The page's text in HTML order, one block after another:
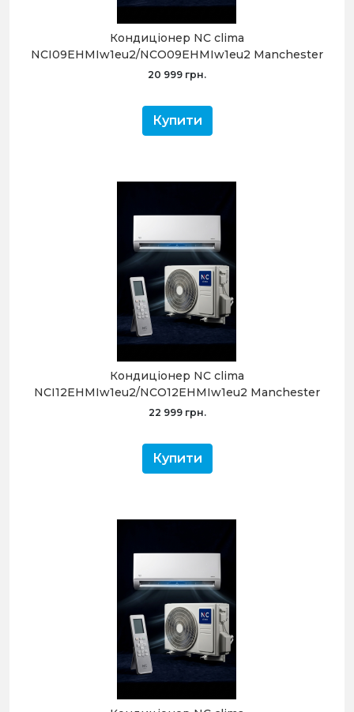
Кондиціонер NC clima
NCI09EHMIw1eu2/NCO09EHMIw1eu2 Manchester
2.0 (-20°C)
20 999 грн.
Купити
Кондиціонер NC clima
NCI12EHMIw1eu2/NCO12EHMIw1eu2 Manchester
2.0 (-20°C)
22 999 грн.
Купити